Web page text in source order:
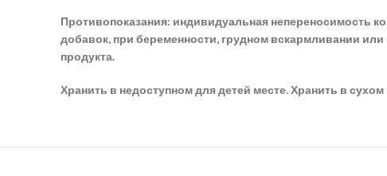
Противопоказания: индивидуальная непереносимость
добавок, при беременности, грудном вскармливании
продукта.
Хранить в недоступном для детей месте. Хранить в